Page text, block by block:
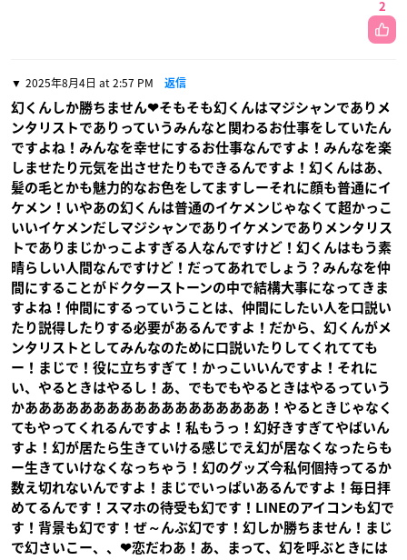
2
2025年8月4日 at 2:57 PM 返信
幻くんしか勝ちません❤そもそも幻くんはマジシャンでありメ
ンタリストでありっていうみんなと関わるお仕事をしていたん
ですよね！みんなを幸せにするお仕事なんですよ！みんなを楽
しませたり元気を出させたりもできるんですよ！幻くんはあ、
髪の毛とかも魅力的なお色をしてますしーそれに顔も普通にイ
ケメン！いやあの幻くんは普通のイケメンじゃなくて超かっこ
いいイケメンだしマジシャンでありイケメンでありメンタリス
トでありまじかっこよすぎる人なんですけど！幻くんはもう素
晴らしい人間なんですけど！だってあれでしょう？みんなを仲
間にすることがドクターストーンの中で結構大事になってきま
すよね！仲間にするっていうことは、仲間にしたい人を口説い
たり説得したりする必要があるんですよ！だから、幻くんがメ
ンタリストとしてみんなのために口説いたりしてくれてても
ー！まじで！役に立ちすぎて！かっこいいんですよ！それに
い、やるときはやるし！あ、でもでもやるときはやるっていう
かああああああああああああああああああ！やるときじゃなく
てもやってくれるんですよ！私もうっ！幻好きすぎてやばいん
すよ！幻が居たら生きていける感じでえ幻が居なくなったらも
ー生きていけなくなっちゃう！幻のグッズ今私何個持ってるか
数え切れないんですよ！まじでいっぱいあるんですよ！毎日拝
めてるんです！スマホの待受も幻です！LINEのアイコンも幻で
す！背景も幻です！ぜ～んぶ幻です！幻しか勝ちません！まじ
で幻さいこー、、❤恋だわあ！あ、まって、幻を呼ぶときには